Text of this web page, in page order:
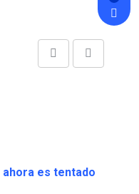
ahora es tentado